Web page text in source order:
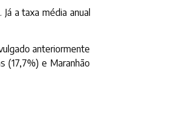
a taxa média anual
anteriormente
(17,7%) e Maranhão